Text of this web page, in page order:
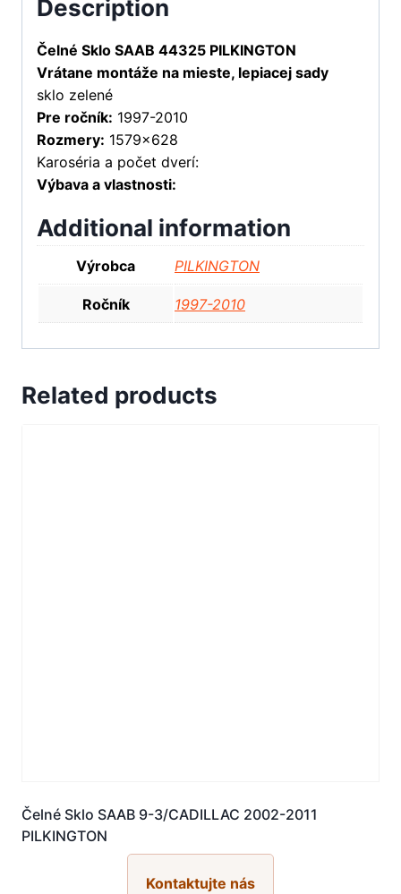
Description
Čelné Sklo SAAB 44325 PILKINGTON
Vrátane montáže na mieste, lepiacej sady
sklo zelené
Pre ročník: 1997-2010
Rozmery: 1579×628
Karoséria a počet dverí:
Výbava a vlastnosti:
Additional information
Výrobca PILKINGTON
Ročník 1997-2010
Related products
Čelné Sklo SAAB 9-3/CADILLAC 2002-2011
PILKINGTON
Kontaktujte nás